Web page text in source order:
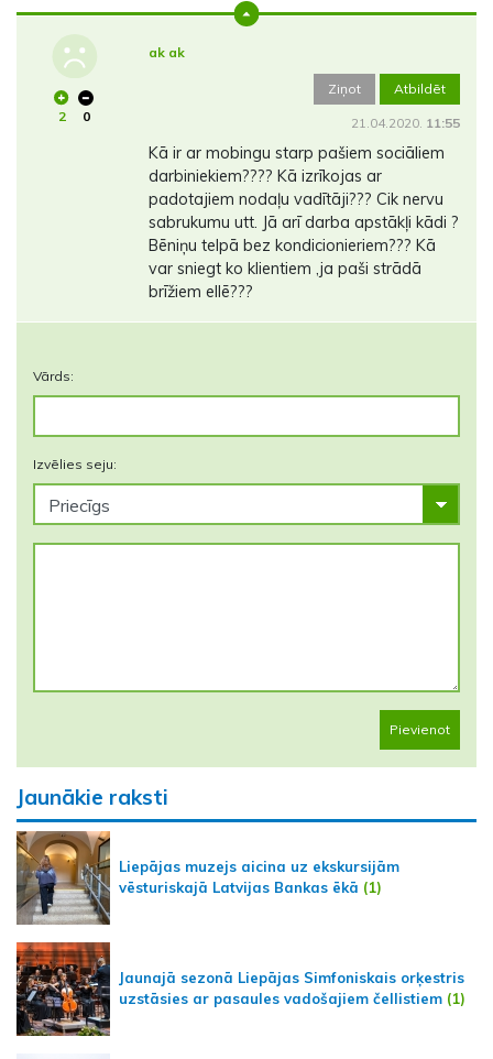
2 0
ak ak
Ziņot Atbildēt
21.04.2020. 11:55
Kā ir ar mobingu starp pašiem sociāliem
darbiniekiem???? Kā izrīkojas ar
padotajiem nodaļu vadītāji??? Cik nervu
sabrukumu utt. Jā arī darba apstākļi kādi ?
Bēniņu telpā bez kondicionieriem??? Kā
var sniegt ko klientiem ,ja paši strādā
brīžiem ellē???
Vārds:
Izvēlies seju:
Pievienot
Jaunākie raksti
Liepājas muzejs aicina uz ekskursijām
vēsturiskajā Latvijas Bankas ēkā (1)
Jaunajā sezonā Liepājas Simfoniskais orķestris
uzstāsies ar pasaules vadošajiem čellistiem (1)